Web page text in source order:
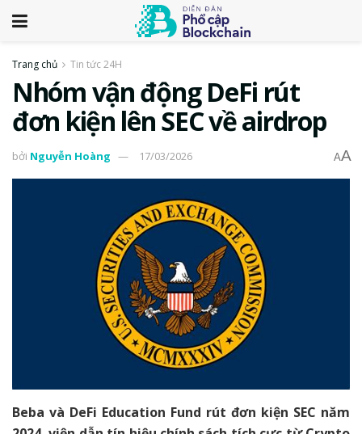
Trang chủ Tin tức 24H
Nhóm vận động DeFi rút
đơn kiện lên SEC về airdrop
bởi Nguyễn Hoàng 17/03/2026 AA
Beba và DeFi Education Fund rút đơn kiện SEC năm